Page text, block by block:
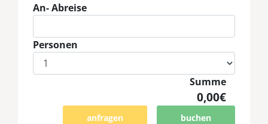
An- Abreise
Personen
Summe
0,00€
buchen
anfragen